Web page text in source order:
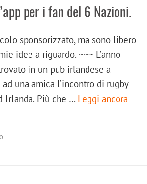
per i fan del 6 Nazioni.
sponsorizzato, ma sono libero
idee a riguardo. ~~~ L’anno
in un pub irlandese a
una amica l’incontro di rugby
Irlanda. Più che … Leggi ancora